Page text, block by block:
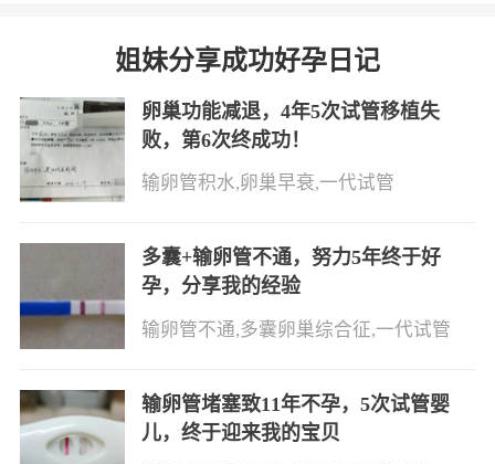
有胚胎心然后流掉，医生我要怎么办？
卵巢早衰，试管能成功吗
姐妹分享成功好孕日记
卵巢功能减退，4年5次试管移植失
败，第6次终成功！
输卵管积水,卵巢早衰,一代试管
多囊+输卵管不通，努力5年终于好
孕，分享我的经验
输卵管不通,多囊卵巢综合征,一代试管
输卵管堵塞致11年不孕，5次试管婴
儿，终于迎来我的宝贝